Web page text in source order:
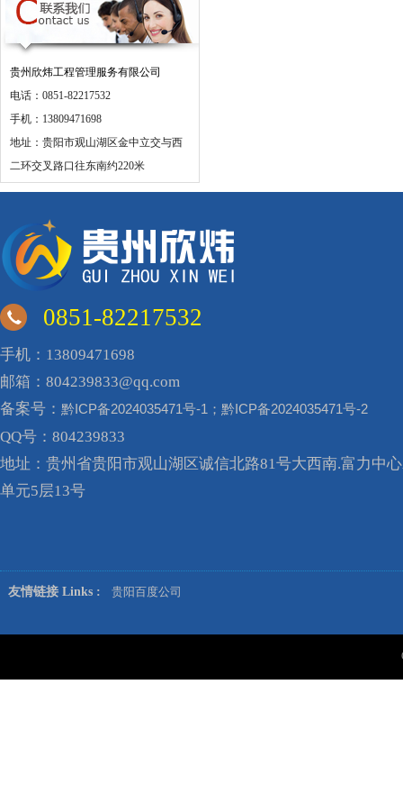
贵州欣炜工程管理服务有限公司
电话：0851-82217532
手机：13809471698
地址：贵阳市观山湖区金中立交与西
二环交叉路口往东南约220米
0851-82217532
手机：13809471698
邮箱：804239833@qq.com
备案号： 黔ICP备2024035471号-1；黔ICP备2024035471号-2
QQ号：804239833
地址：贵州省贵阳市观山湖区诚信北路81号大西南.富力中
单元5层13号
友情链接 Links : 贵阳百度公司